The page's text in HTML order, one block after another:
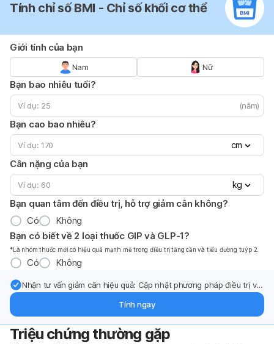
Tính chỉ số BMI - Chỉ số khối cơ thể
Giới tính của bạn
Nam Nữ
Bạn bao nhiêu tuổi?
(năm)
Bạn cao bao nhiêu?
cm
Cân nặng của bạn
kg
Bạn quan tâm đến điều trị, hỗ trợ giảm cân không?
Có
Không
Bạn có biết về 2 loại thuốc GIP và GLP-1?
*Là nhóm thuốc mới có hiệu quả mạnh mẽ trong điều trị tăng cần và tiểu đường tuýp 2.
Có Không
Nhận tư vấn giảm cân hiệu quả: Cập nhật phương pháp điều trị và
Tính ngay
Triệu chứng thường gặp